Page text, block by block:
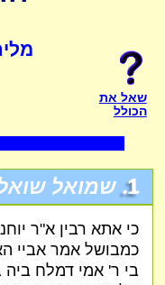
שאל את
הכולל
1. שמואל
כי אתא רבין א"ר
כמבושל אמר אביי
בי ר' אמי דמלח ביה